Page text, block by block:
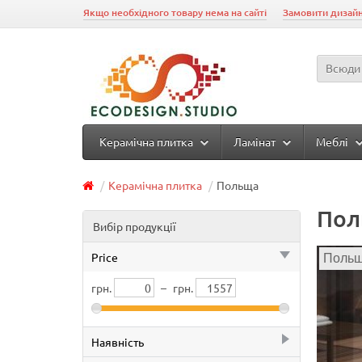
Якщо необхідного товару нема на сайті Замовити
Всюди
Керамічна плитка Ламінат Меблі
Керамічна плитка Польща
Вибір продукції
Price
грн. – грн.
Наявність